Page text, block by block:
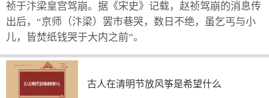
祯于汴梁皇宫驾崩。据《宋史》记载，赵祯驾崩的消息传
出后，“京师（汴梁）罢市巷哭，数日不绝，虽乞丐与小
儿，皆焚纸钱哭于大内之前”。
古人在清明节放风筝是希望什么